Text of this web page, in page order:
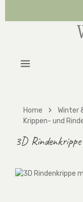
Home
Winter
Krippen- und
3D
Bildergalerie